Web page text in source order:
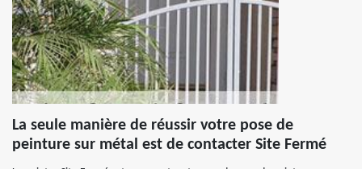
La seule manière de réussir votre pose de
peinture sur métal est de contacter Site Fermé